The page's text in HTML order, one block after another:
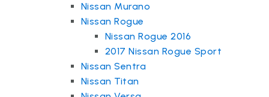
Nissan Murano
Nissan Rogue
Nissan Rogue 2016
2017 Nissan Rogue Sport
Nissan Sentra
Nissan Titan